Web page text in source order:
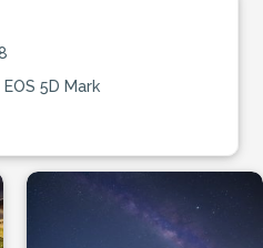
5D Mark